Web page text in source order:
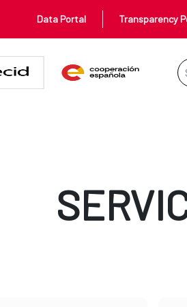
Data Portal Transparency